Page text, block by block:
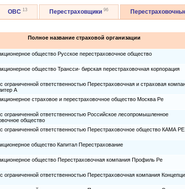
ОВС 13 Перестраховщики 96
Полное название страховой организации
общество Русское перестраховочное общество
общество Трансси- бирская перестраховочная корпорация
ограниченной ответственностью Перестраховочная и страховая
А
страховое и перестраховочное общество Москва Ре
ограниченной ответственностью Российское лесопромышленное
общество
ограниченной ответственностью Перестраховочное общество КАМА РЕ
общество Капитал Перестрахование
общество Перестраховочная компания Профиль Ре
ограниченной ответственностью Перестраховочная компания